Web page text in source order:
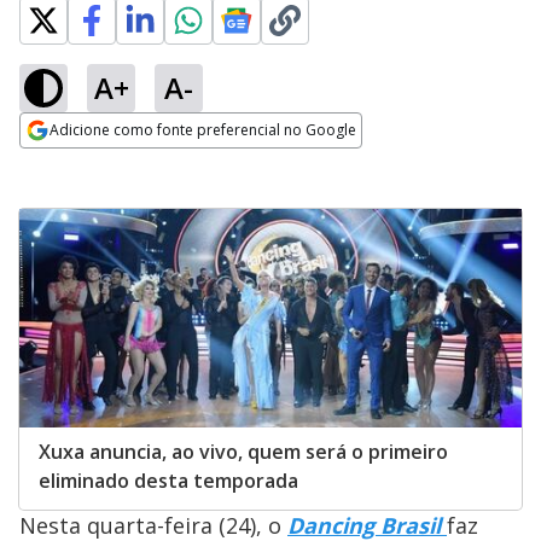
A+ A-
Adicione como fonte preferencial no Google
Xuxa anuncia, ao vivo, quem será o primeiro
eliminado desta temporada
Nesta quarta-feira (24), o Dancing Brasilfaz